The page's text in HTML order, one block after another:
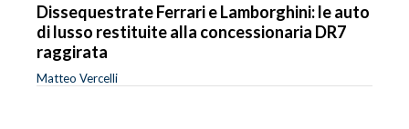
Dissequestrate Ferrari e Lamborghini: le auto
di lusso restituite alla concessionaria DR7
raggirata
Matteo Vercelli